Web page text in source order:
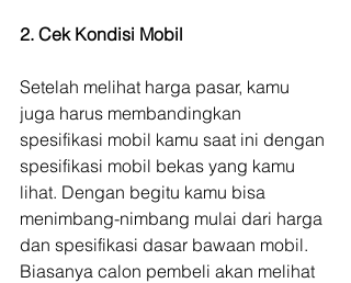
2. Cek Kondisi Mobil
Setelah melihat harga pasar, kamu
juga harus membandingkan
spesifikasi mobil kamu saat ini dengan
spesifikasi mobil bekas yang kamu
lihat. Dengan begitu kamu bisa
menimbang-nimbang mulai dari harga
dan spesifikasi dasar bawaan mobil.
Biasanya calon pembeli akan melihat